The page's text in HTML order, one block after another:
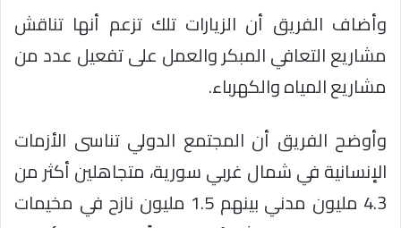
وأضاف الفريق أن الزيارات تلك تزعم أنها تناقش
مشاريع التعافي المبكر والعمل على تفعيل عدد من
مشاريع المياه والكهرباء.
وأوضح الفريق أن المجتمع الدولي تناسى الأزمات
الإنسانية في شمال غربي سورية، متجاهلين أكثر من
4.3 مليون مدني بينهم 1.5 مليون نازح في مخيمات